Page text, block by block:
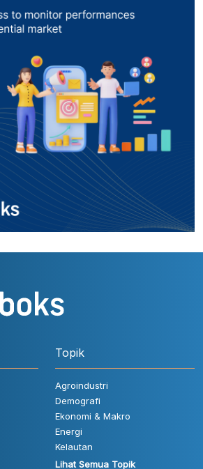
Topik
Agroindustri
Demografi
Ekonomi & Makro
Energi
Kelautan
Lihat Semua Topik